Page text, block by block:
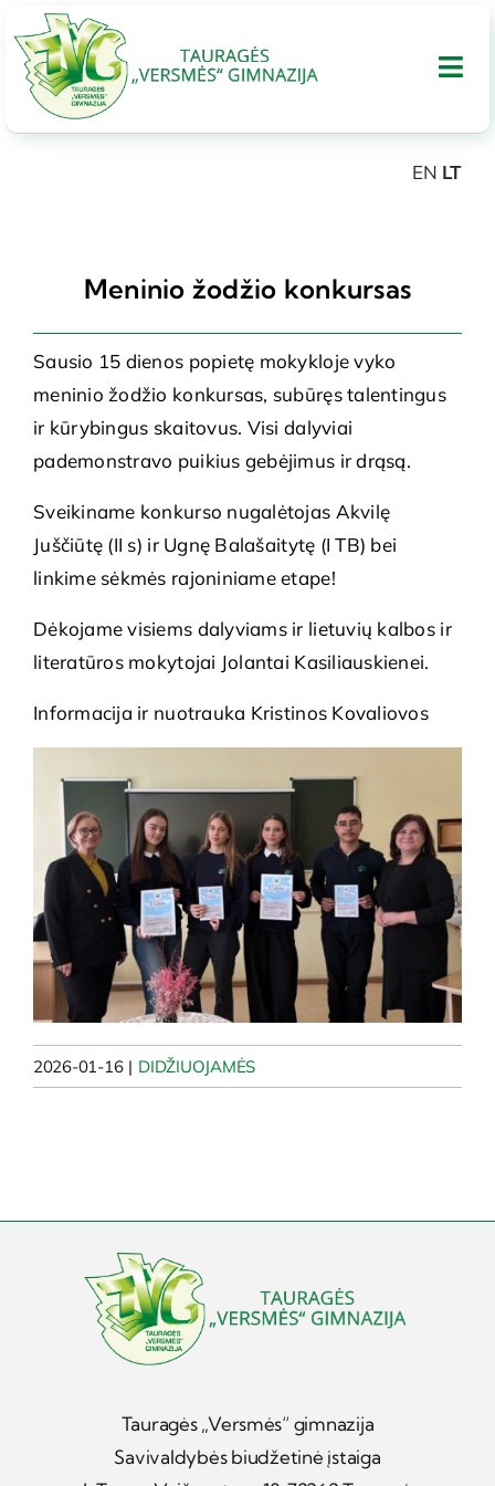
to
content
Tarptautinis bakalaureatas
Administracinė informacija
EN LT
Meninio žodžio konkursas
Sausio 15 dienos popietę mokykloje vyko
meninio žodžio konkursas, subūręs talentingus
ir kūrybingus skaitovus. Visi dalyviai
pademonstravo puikius gebėjimus ir drąsą.
Sveikiname konkurso nugalėtojas Akvilę
Juščiūtę (II s) ir Ugnę Balašaitytę (I TB) bei
linkime sėkmės rajoniniame etape!
Dėkojame visiems dalyviams ir lietuvių kalbos ir
literatūros mokytojai Jolantai Kasiliauskienei.
Informacija ir nuotrauka Kristinos Kovaliovos
2026-01-16 | DIDŽIUOJAMĖS
Tauragės „Versmės“ gimnazija
Savivaldybės biudžetinė įstaiga